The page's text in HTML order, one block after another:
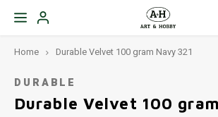
Home Durable Velvet 100 gram Navy 321
DURABLE
Durable Velvet 100